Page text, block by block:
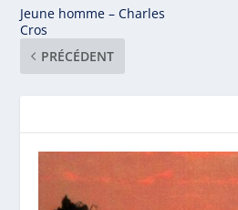
Jeune homme – Charles
Cros
PRÉCÉDENT